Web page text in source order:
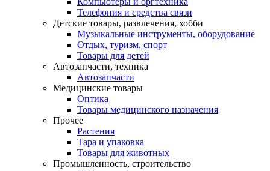
Телефония и средства связи
Детские товары, развлечения, хобби
Музыкальные инструменты, оборудование
Отдых, туризм, спорт
Товары для детей
Автозапчасти, техника
Автозапчасти
Медицинские товары
Оптика
Товары медицинского назначения
Прочее
Растения
Тара и упаковка
Товары для животных
Промышленность, строительство